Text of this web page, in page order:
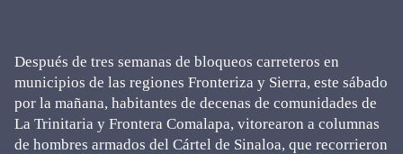
Después de tres semanas de bloqueos carreteros en
municipios de las regiones Fronteriza y Sierra, este sábado
por la mañana, habitantes de decenas de comunidades de
La Trinitaria y Frontera Comalapa, vitorearon a columnas
de hombres armados del Cártel de Sinaloa, que recorrieron